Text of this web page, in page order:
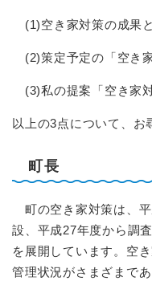
(1)空き家対策の成果
(2)策定予定の「空き
(3)私の提案「空き家
以上の3点について、お
町長
町の空き家対策は、平
設、平成27年度から調
を展開しています。空
管理状況がさまざまで